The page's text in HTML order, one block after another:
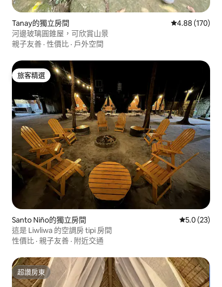
Tanay的獨立房間 從 170 則評價
4.88 (170)
河邊玻璃圓錐屋，可欣賞山景
親子友善 · 性價比 · 戶外空間
旅客精選
旅客精選
Santo Niño的獨立房間 從 23 則評
5.0 (23)
這是 Liwliwa 的空調房 tipi 房間
性價比 · 親子友善 · 附近交通
超讚房東
超讚房東